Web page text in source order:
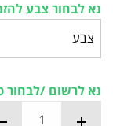
נא לבחור צבע
נא לרשום /לבחור